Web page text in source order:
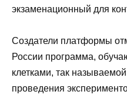
экзаменационный для
Создатели платформы
России программа,
клетками, так
проведения